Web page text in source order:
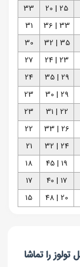
25 | 20
33
33 | 36
31
35 | 32
30
23 | 24
27
29 | 35
24
29 | 30
23
22 | 31
23
26 | 33
22
24 | 32
21
19 | 45
18
17 | 40
17
20 | 48
15
را تماشا